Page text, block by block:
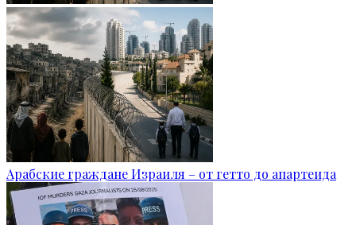
Арабские граждане Израиля – от гетто до апартеида